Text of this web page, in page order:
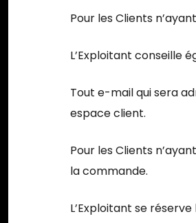
Pour les Clients
L’Exploitant conseille
Tout e-mail qui sera
espace client.
Pour les Clients
la commande.
L’Exploitant se